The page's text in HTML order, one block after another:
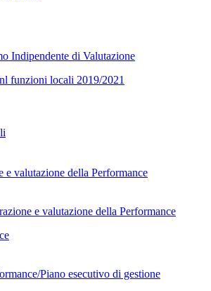
Indipendente di Valutazione
funzioni locali 2019/2021
e valutazione della Performance
e valutazione della Performance
Piano esecutivo di gestione